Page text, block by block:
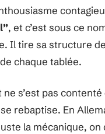
, et c’est sous ce
Il tire sa structure
chaque tablée.
ne s’est pas
rebaptise. En
la mécanique,